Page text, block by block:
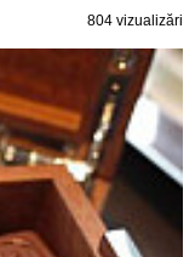
804 vizualizări